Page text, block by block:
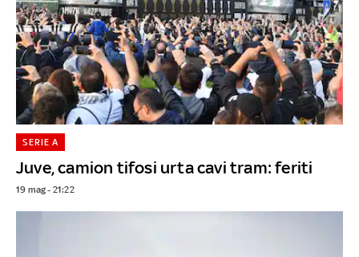
Juve, camion tifosi urta cavi tram: feriti
SERIE A
19 mag - 21:22